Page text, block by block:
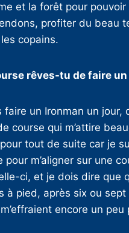
et la forêt pour
profiter du beau
copains.
rêves-tu de faire un
faire un Ironman un jour,
course qui m’attire
pour tout de suite car je
pour m’aligner sur une
ci, et je dois dire que
à pied, après six ou sept
encore un peu